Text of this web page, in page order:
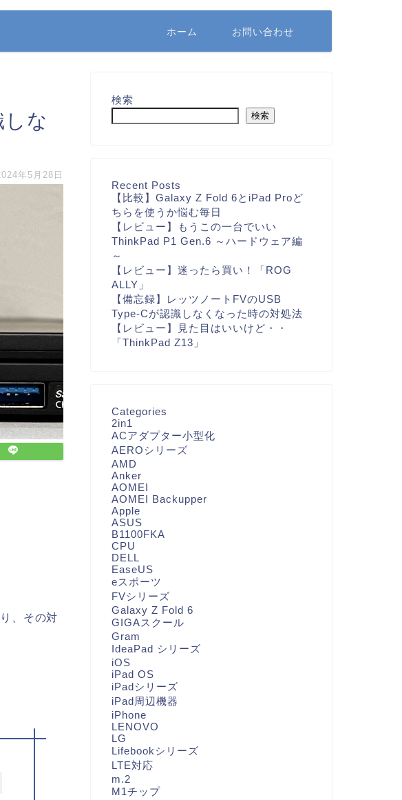
ホーム お問い合わせ
な
年5月28日
、その対
検索
検索
Recent Posts
【比較】Galaxy Z Fold 6とiPad Proど
ちらを使うか悩む毎日
【レビュー】もうこの一台でいい
ThinkPad P1 Gen.6 ～ハードウェア編
～
【レビュー】迷ったら買い！「ROG
ALLY」
【備忘録】レッツノートFVのUSB
Type-Cが認識しなくなった時の対処法
【レビュー】見た目はいいけど・・
「ThinkPad Z13」
Categories
2in1
ACアダプター小型化
AEROシリーズ
AMD
Anker
AOMEI
AOMEI Backupper
Apple
ASUS
B1100FKA
CPU
DELL
EaseUS
eスポーツ
FVシリーズ
Galaxy Z Fold 6
GIGAスクール
Gram
IdeaPad シリーズ
iOS
iPad OS
iPadシリーズ
iPad周辺機器
iPhone
LENOVO
LG
Lifebookシリーズ
LTE対応
m.2
M1チップ